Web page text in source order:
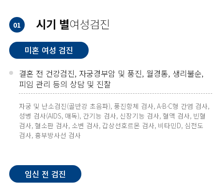
01 시기 별여성검진
미혼 여성 검진
결혼 전 건강검진, 자궁경부암 및 풍진, 월경통, 생리불순,
피임 관리 등의 상담 및 진찰
자궁 및 난소검진(골반강 초음파), 풍진항체 검사, A·B·C형 간염 검사,
성병 검사(AIDS, 매독), 간기능 검사, 신장기능 검사, 혈액 검사, 빈혈
검사, 혈소판 검사, 소변 검사, 갑상선호르몬 검사, 비타민D, 심전도
검사, 흉부방사선 검사
임신 전 검진